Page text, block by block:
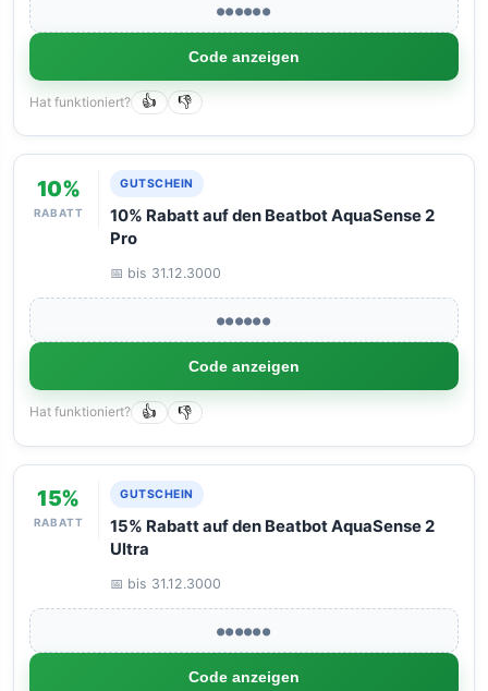
●●●●●●
Code anzeigen
Hat funktioniert? 👍 👎
10%
RABATT
GUTSCHEIN
10% Rabatt auf den Beatbot AquaSense 2
Pro
📅 bis 31.12.3000
●●●●●●
Code anzeigen
Hat funktioniert? 👍 👎
15%
RABATT
GUTSCHEIN
15% Rabatt auf den Beatbot AquaSense 2
Ultra
📅 bis 31.12.3000
●●●●●●
Code anzeigen